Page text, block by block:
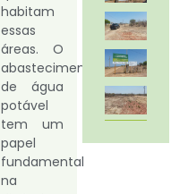
habitam
essas
áreas. O
abastecimento
de água
potável
tem um
papel
fundamental
na